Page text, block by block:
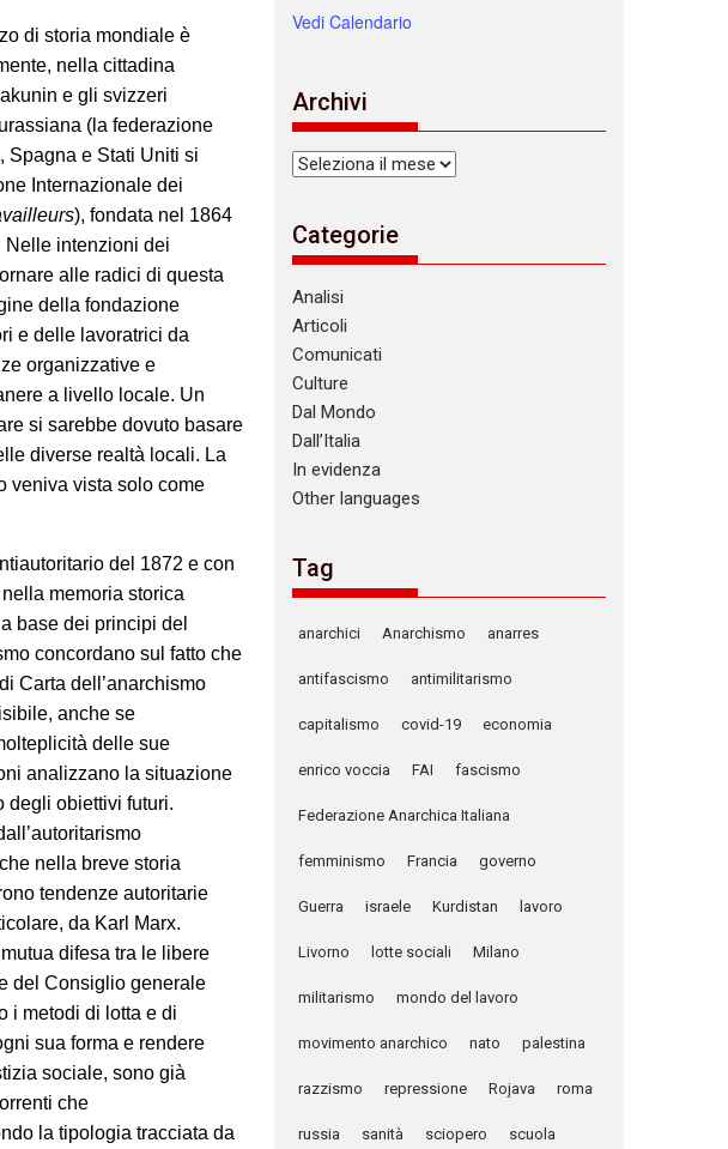
di storia mondiale è
nella cittadina
e gli svizzeri
(la federazione
Spagna e Stati Uniti si
Internazionale dei
), fondata nel 1864
Nelle intenzioni dei
alle radici di questa
della fondazione
e delle lavoratrici da
organizzative e
a livello locale. Un
si sarebbe dovuto basare
diverse realtà locali. La
veniva vista solo come
del 1872 e con
memoria storica
base dei principi del
concordano sul fatto che
Carta dell’anarchismo
anche se
delle sue
analizzano la situazione
degli obiettivi futuri.
nella breve storia
tendenze autoritarie
da Karl Marx.
difesa tra le libere
del Consiglio generale
i metodi di lotta e di
sua forma e rendere
sociale, sono già
che
la tipologia tracciata da
Vedi Calendario
Archivi
Archivi
Categorie
Analisi
Articoli
Comunicati
Culture
Dal Mondo
Dall’Italia
In evidenza
Other languages
Tag
anarchici Anarchismo anarres
antifascismo antimilitarismo
capitalismo covid-19 economia
enrico voccia FAI fascismo
Federazione Anarchica Italiana
femminismo Francia governo
Guerra israele Kurdistan lavoro
Livorno lotte sociali Milano
militarismo mondo del lavoro
movimento anarchico nato palestina
razzismo repressione Rojava roma
russia sanità sciopero scuola